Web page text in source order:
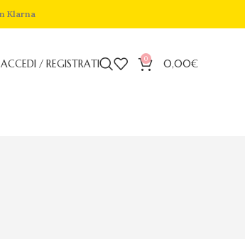
Klarna
ACCEDI / REGISTRATI 0 0,00€